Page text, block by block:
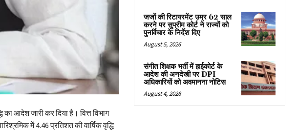
का आदेश जारी कर दिया है। वित्त विभाग
में 4.46 प्रतिशत की वार्षिक वृद्धि
जजों की रिटायरमेंट उम्र 62 साल
करने पर सुप्रीम कोर्ट ने राज्यों को
पुनर्विचार के निर्देश दिए
August 5, 2026
संगीत शिक्षक भर्ती में हाईकोर्ट के
आदेश की अनदेखी पर DPI
अधिकारियों को अवमानना नोटिस
August 4, 2026